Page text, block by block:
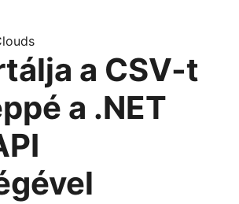
a CSV-t
a .NET